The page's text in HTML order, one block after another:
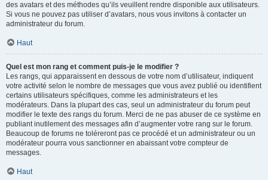
des avatars et des méthodes qu’ils veuillent rendre disponible aux utilisateurs.
Si vous ne pouvez pas utiliser d’avatars, nous vous invitons à contacter un
administrateur du forum.
Haut
Quel est mon rang et comment puis-je le modifier ?
Les rangs, qui apparaissent en dessous de votre nom d’utilisateur, indiquent
votre activité selon le nombre de messages que vous avez publié ou identifient
certains utilisateurs spécifiques, comme les administrateurs et les
modérateurs. Dans la plupart des cas, seul un administrateur du forum peut
modifier le texte des rangs du forum. Merci de ne pas abuser de ce système en
publiant inutilement des messages afin d’augmenter votre rang sur le forum.
Beaucoup de forums ne toléreront pas ce procédé et un administrateur ou un
modérateur pourra vous sanctionner en abaissant votre compteur de
messages.
Haut